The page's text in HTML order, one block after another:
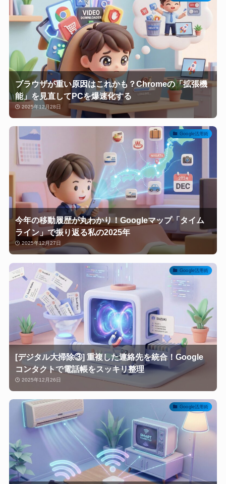
ブラウザが重い原因はこれかも？Chromeの「拡張機
能」を見直してPCを爆速化する
2025年12月28日
Google活用術
今年の移動履歴が丸わかり！Googleマップ「タイム
ライン」で振り返る私の2025年
2025年12月27日
Google活用術
[デジタル大掃除③] 重複した連絡先を統合！Google
コンタクトで電話帳をスッキリ整理
2025年12月26日
Google活用術